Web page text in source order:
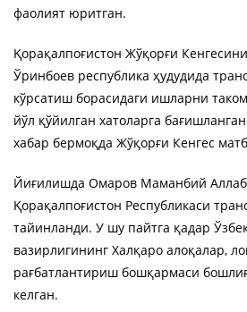
фаолият юритган.
Қорақалпоғистон Жўқорғи
Ўринбоев республика ҳудудида
кўрсатиш борасидаги ишларни
йўл қўйилган хатоларга
хабар бермоқда Жўқорғи Кенгес
Йиғилишда Омаров Маманбий
Қорақалпоғистон Республикаси
тайинланди. У шу пайтга қадар
вазирлигининг Халқаро алоқалар,
рағбатлантириш бошқармаси
келган.